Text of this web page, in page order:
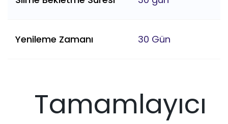
Yenileme Zamanı 30 Gün
Tamamlayıcı